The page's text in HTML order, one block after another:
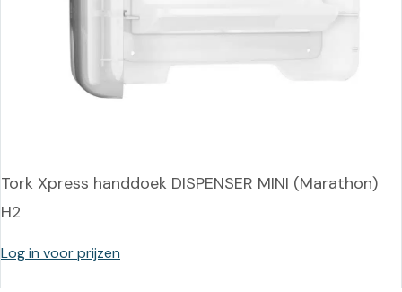
Tork Xpress handdoek DISPENSER MINI (Marathon)
H2
Log in voor prijzen